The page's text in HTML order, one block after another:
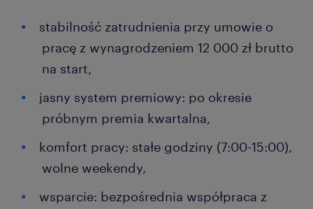
stabilność zatrudnienia przy umowie o
pracę z wynagrodzeniem 12 000 zł brutto
na start,
jasny system premiowy: po okresie
próbnym premia kwartalna,
komfort pracy: stałe godziny (7:00-15:00),
wolne weekendy,
wsparcie: bezpośrednia współpraca z